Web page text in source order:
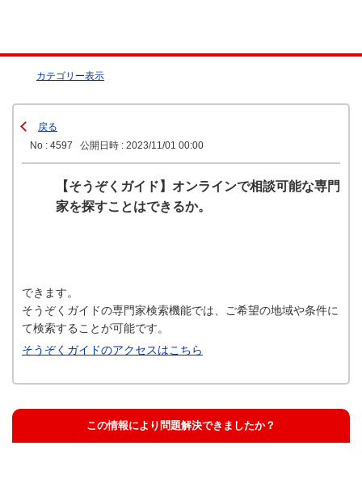
カテゴリー表示
戻る
No : 4597
公開日時 : 2023/11/01 00:00
【そうぞくガイド】オンラインで相談可能な専門
家を探すことはできるか。
できます。
そうぞくガイドの専門家検索機能では、ご希望の地域や条件に
て検索することが可能です。
そうぞくガイドのアクセスはこちら
この情報により問題解決できましたか？